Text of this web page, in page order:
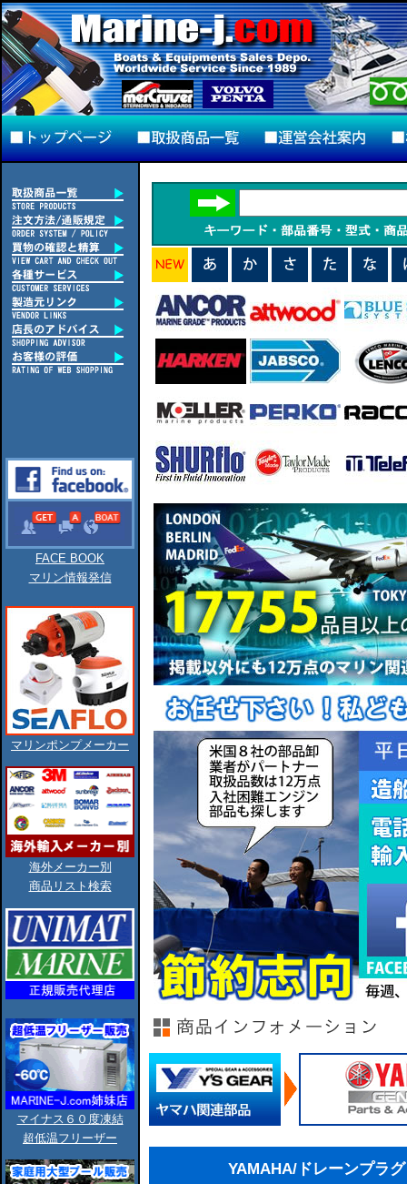
FACE BOOK
マリン情報発信
マリンポンプメーカー
海外メーカー別
商品リスト検索
マイナス６０度凍結
超低温フリーザー
YAMAHA/ドレーンプラ